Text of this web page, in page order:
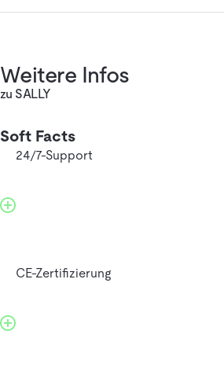
Weitere Infos
zu SALLY
Soft Facts
24/7-Support
CE-Zertifizierung